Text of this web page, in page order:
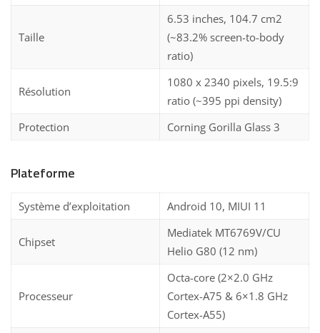
Taille
6.53 inches, 104.7 cm2
(~83.2% screen-to-body
ratio)
Résolution
1080 x 2340 pixels, 19.5:9
ratio (~395 ppi density)
Protection
Corning Gorilla Glass 3
Plateforme
Système d’exploitation Android 10, MIUI 11
Chipset
Mediatek MT6769V/CU
Helio G80 (12 nm)
Processeur
Octa-core (2×2.0 GHz
Cortex-A75 & 6×1.8 GHz
Cortex-A55)